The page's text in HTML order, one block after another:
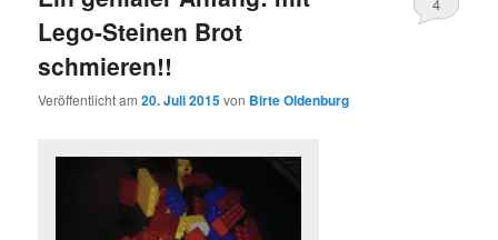
Lego-Steinen Brot
schmieren!!
Veröffentlicht am20. Juli 2015von Birte Oldenburg